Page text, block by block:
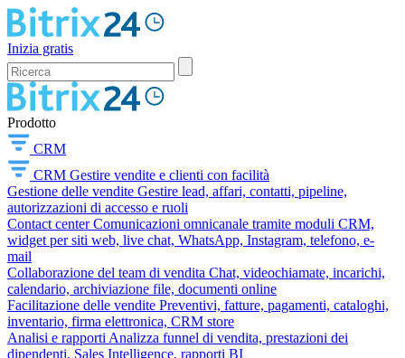
Inizia gratis
Prodotto
CRM
CRM Gestire vendite e clienti con facilità
Gestione delle vendite Gestire lead, affari, contatti, pipeline,
autorizzazioni di accesso e ruoli
Contact center Comunicazioni omnicanale tramite moduli CRM,
widget per siti web, live chat, WhatsApp, Instagram, telefono, e-
mail
Collaborazione del team di vendita Chat, videochiamate, incarichi,
calendario, archiviazione file, documenti online
Facilitazione delle vendite Preventivi, fatture, pagamenti, cataloghi,
inventario, firma elettronica, CRM store
Analisi e rapporti Analizza funnel di vendita, prestazioni dei
dipendenti, Sales Intelligence, rapporti BI